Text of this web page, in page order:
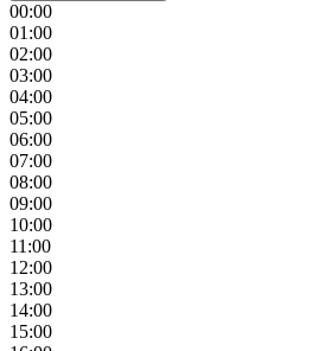
00:00
01:00
02:00
03:00
04:00
05:00
06:00
07:00
08:00
09:00
10:00
11:00
12:00
13:00
14:00
15:00